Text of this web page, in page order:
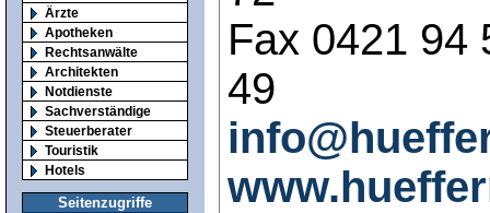
Ärzte
Apotheken
Rechtsanwälte
Architekten
Notdienste
Sachverständige
Steuerberater
Touristik
Hotels
Seitenzugriffe
Fax 0421 94
49